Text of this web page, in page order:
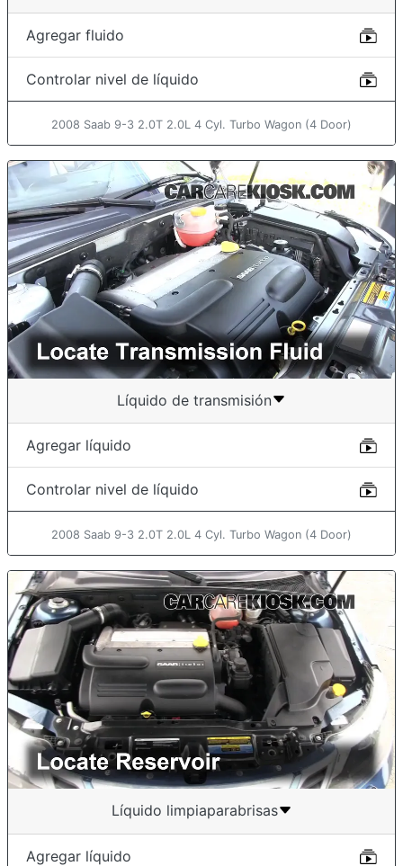
Agregar fluido
Controlar nivel de líquido
2008 Saab 9-3 2.0T 2.0L 4 Cyl. Turbo Wagon (4 Door)
Líquido de transmisión
Agregar líquido
Controlar nivel de líquido
2008 Saab 9-3 2.0T 2.0L 4 Cyl. Turbo Wagon (4 Door)
Líquido limpiaparabrisas
Agregar líquido